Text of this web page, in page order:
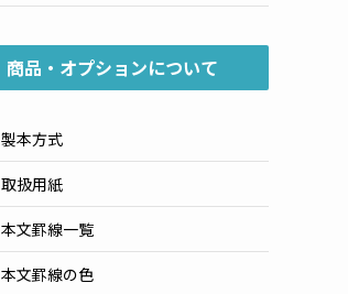
商品・オプションについて
製本方式
取扱用紙
本文罫線一覧
本文罫線の色